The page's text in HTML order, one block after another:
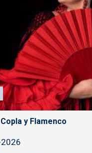
y Flamenco